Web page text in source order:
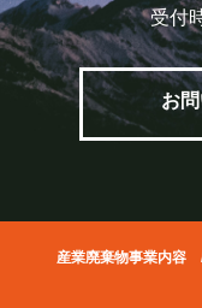
受付
お
産業廃棄物事業内容